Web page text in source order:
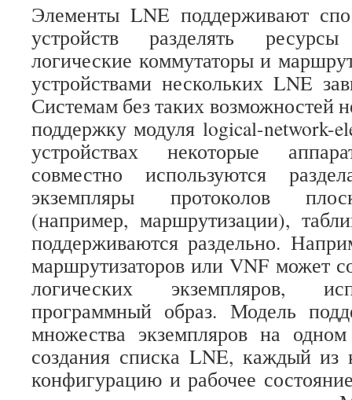
Элементы LNE поддерживают
устройств разделять
логические коммутаторы и
устройствами нескольких LNE
Системам без таких возможностей
поддержку модуля logical-network-
устройствах некоторые
совместно используются
экземпляры протоколов
(например, маршрутизации),
поддерживаются раздельно.
маршрутизаторов или VNF может
логических экземпляров,
программный образ. Модель
множества экземпляров на
создания списка LNE, каждый из
конфигурацию и рабочее